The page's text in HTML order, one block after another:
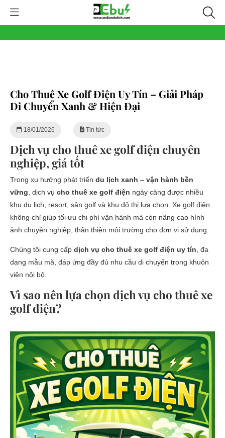
Cho Thuê Xe Golf Điện Uy Tín – Giải Pháp
Di Chuyển Xanh & Hiện Đại
18/01/2026 Tin tức
Dịch vụ cho thuê xe golf điện chuyên
nghiệp, giá tốt
Trong xu hướng phát triển du lịch xanh – vận hành bền
vững , dịch vụ cho thuê xe golf điện ngày càng được nhiều
khu du lịch, resort, sân golf và khu đô thị lựa chọn. Xe golf điện
không chỉ giúp tối ưu chi phí vận hành mà còn nâng cao hình
ảnh chuyên nghiệp, thân thiện môi trường cho đơn vị sử dụng.
Chúng tôi cung cấp dịch vụ cho thuê xe golf điện uy tín , đa
dạng mẫu mã, đáp ứng đầy đủ nhu cầu di chuyển trong khuôn
viên nội bộ.
Vì sao nên lựa chọn dịch vụ cho thuê xe
golf điện?